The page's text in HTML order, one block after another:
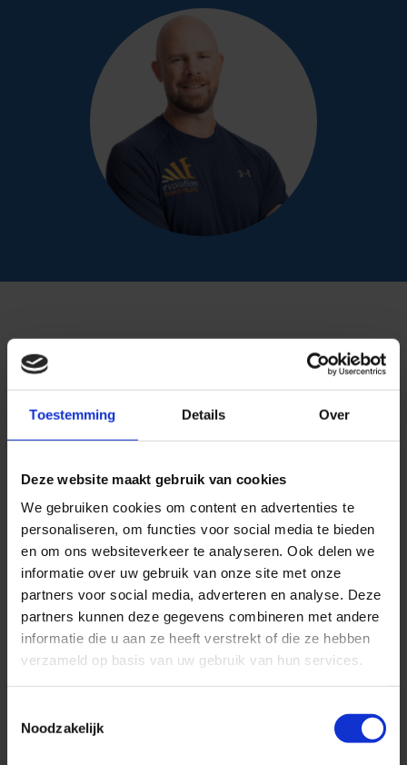
Toestemming Details Over
Deze website maakt gebruik van cookies
We gebruiken cookies om content en advertenties te
personaliseren, om functies voor social media te bieden
en om ons websiteverkeer te analyseren. Ook delen we
informatie over uw gebruik van onze site met onze
partners voor social media, adverteren en analyse. Deze
partners kunnen deze gegevens combineren met andere
informatie die u aan ze heeft verstrekt of die ze hebben
verzameld op basis van uw gebruik van hun services.
Noodzakelijk
Zwemmen na een
heupoperatie
Zwemmen is een lage-impact activiteit die goed is voor
Na zes tot acht weken, wanneer de operatiewond
volledig is genezen, kunnen de meeste patiënten veilig
zwemmen.
Zwemmen kan ook helpen bij hetverbeteren van de
mobiliteitzonder de gewrichten te veel te belasten.
Hoe snel kunt u weer